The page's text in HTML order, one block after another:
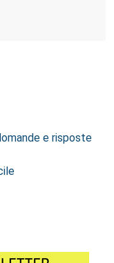
e risposte